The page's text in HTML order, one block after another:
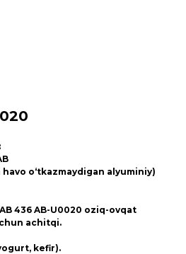
o‘tkazmaydigan alyuminiy)
436 AB-U0020 oziq-ovqat
achitqi.
kefir).